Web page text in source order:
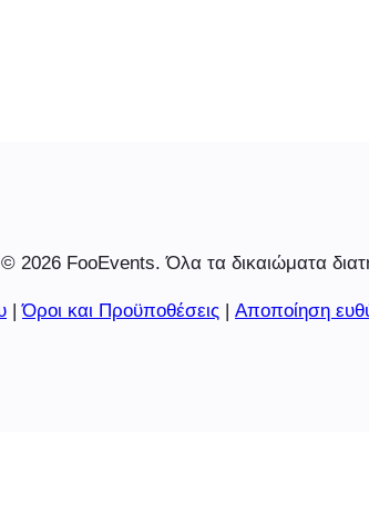
2026 FooEvents. Όλα τα δικαιώματα
|Όροι και Προϋποθέσεις | Αποποίηση